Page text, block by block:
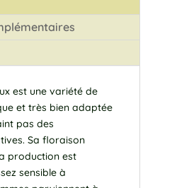
est une variété de
et très bien adaptée
pas des
Sa floraison
production est
sensible à